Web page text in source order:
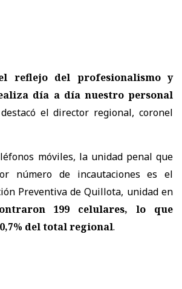
reflejo del profesionalismo y
día a día nuestro personal
el director regional, coronel
móviles, la unidad penal que
número de incautaciones es el
Preventiva de Quillota, unidad en
199 celulares, lo que
del total regional.